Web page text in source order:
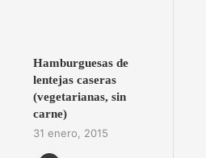
Hamburguesas de
lentejas caseras
(vegetarianas, sin
carne)
31 enero, 2015